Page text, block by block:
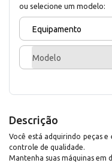
ou selecione um modelo:
Equipamento
Modelo
Descrição
Você está adquirindo peças
controle de qualidade.
Mantenha suas máquinas em